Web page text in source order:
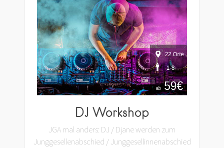
DJ Workshop
JGA mal anders: DJ / Djane werden zum
Junggesellenabschied / Junggesellinnenabschied